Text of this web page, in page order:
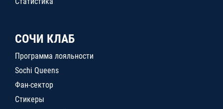
СОЧИ КЛАБ
Программа лояльности
Sochi Queens
Фан-сектор
Стикеры